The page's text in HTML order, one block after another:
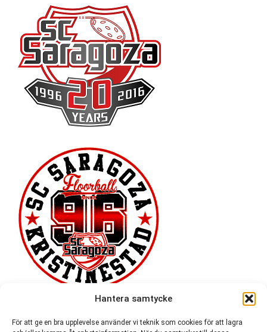
Hantera samtycke
För att ge en bra upplevelse använder vi teknik som cookies för att lagra